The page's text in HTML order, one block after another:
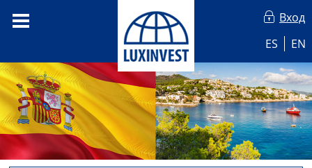
Вход
ES
EN